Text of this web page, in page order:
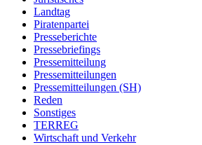
Landtag
Piratenpartei
Presseberichte
Pressebriefings
Pressemitteilung
Pressemitteilungen
Pressemitteilungen (SH)
Reden
Sonstiges
TERREG
Wirtschaft und Verkehr